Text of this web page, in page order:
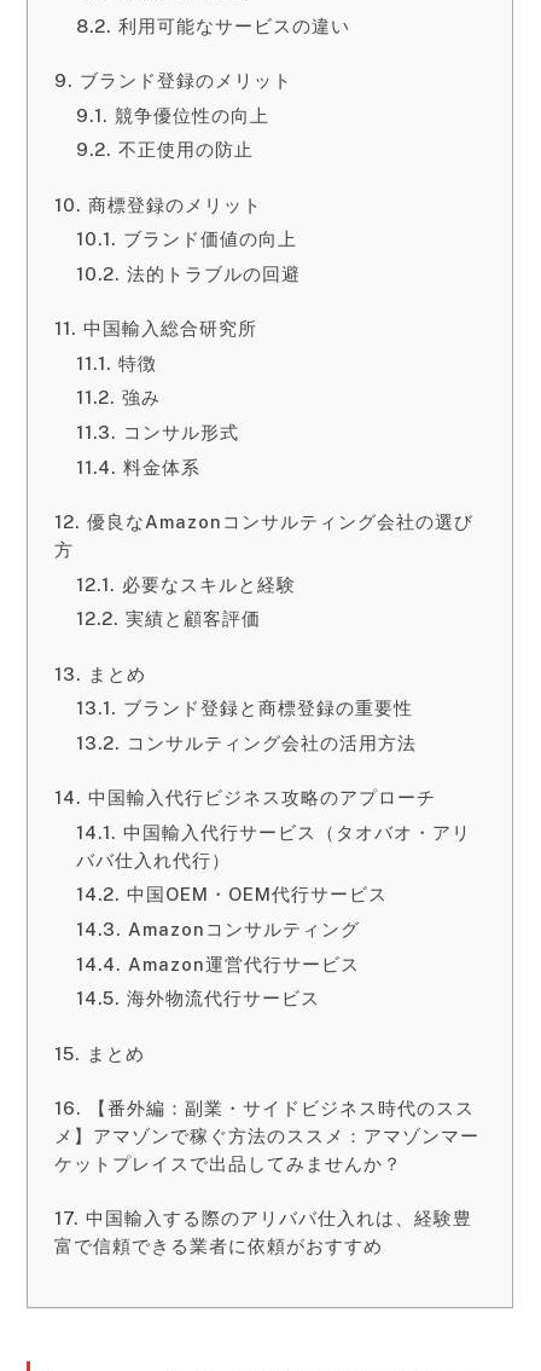
利用可能なサービスの違い
ブランド登録のメリット
競争優位性の向上
不正使用の防止
商標登録のメリット
ブランド価値の向上
法的トラブルの回避
中国輸入総合研究所
特徴
強み
コンサル形式
料金体系
優良なAmazonコンサルティング会社の選び
方
必要なスキルと経験
実績と顧客評価
まとめ
ブランド登録と商標登録の重要性
コンサルティング会社の活用方法
中国輸入代行ビジネス攻略のアプローチ
中国輸入代行サービス（タオバオ・アリ
ババ仕入れ代行）
中国OEM・OEM代行サービス
Amazonコンサルティング
Amazon運営代行サービス
海外物流代行サービス
まとめ
【番外編：副業・サイドビジネス時代のスス
メ】アマゾンで稼ぐ方法のススメ：アマゾンマー
ケットプレイスで出品してみませんか？
中国輸入する際のアリババ仕入れは、経験豊
富で信頼できる業者に依頼がおすすめ